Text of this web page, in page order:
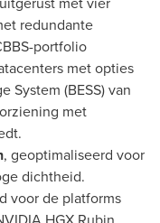
redundante
portfolio
met opties
System (BESS) van
met
, geoptimaliseerd voor
dichtheid.
voor de platforms